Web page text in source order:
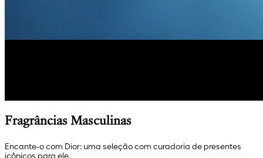
Fragrâncias Masculinas
Encante-o com Dior: uma seleção com curadoria de presentes
icônicos para ele.